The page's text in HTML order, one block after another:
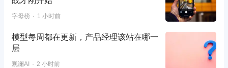
字母榜 1 小时前
模型每周都在更新，产品经理该站在哪一
层
观澜AI 2 小时前